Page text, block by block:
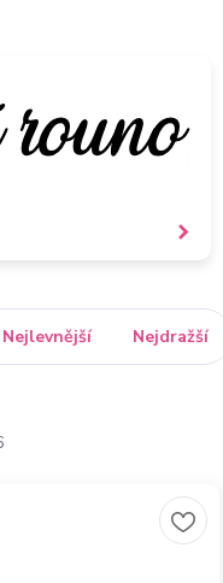
Nejlevnější Nejdražší